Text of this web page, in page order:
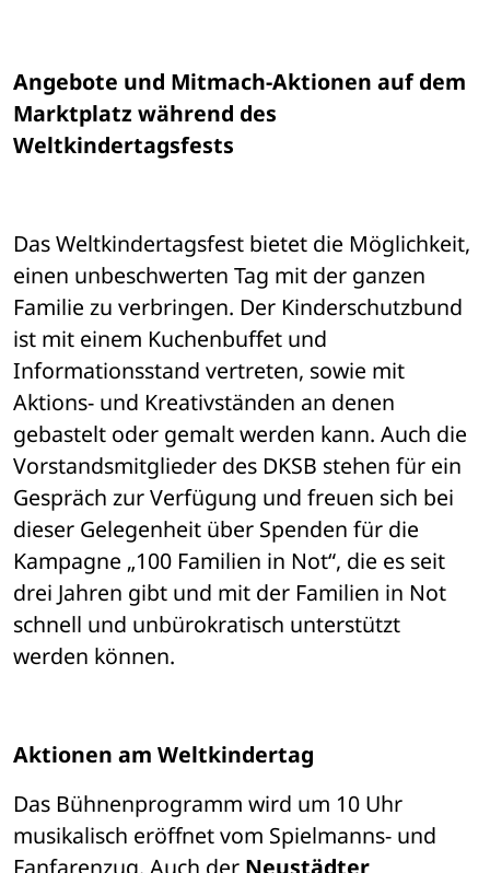
Angebote und Mitmach-Aktionen auf dem
Marktplatz während des
Weltkindertagsfests
Das Weltkindertagsfest bietet die Möglichkeit,
einen unbeschwerten Tag mit der ganzen
Familie zu verbringen. Der Kinderschutzbund
ist mit einem Kuchenbuffet und
Informationsstand vertreten, sowie mit
Aktions- und Kreativständen an denen
gebastelt oder gemalt werden kann. Auch die
Vorstandsmitglieder des DKSB stehen für ein
Gespräch zur Verfügung und freuen sich bei
dieser Gelegenheit über Spenden für die
Kampagne „100 Familien in Not“, die es seit
drei Jahren gibt und mit der Familien in Not
schnell und unbürokratisch unterstützt
werden können.
Aktionen am Weltkindertag
Das Bühnenprogramm wird um 10 Uhr
musikalisch eröffnet vom Spielmanns- und
Fanfarenzug. Auch der Neustädter